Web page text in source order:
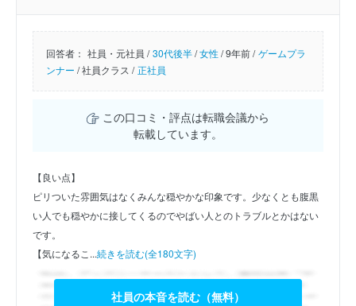
回答者： 社員・元社員 / 30代後半/女性/9年前 / ゲームプラ
ンナー /社員クラス / 正社員
この口コミ・評点は転職会議から
転載しています。
【良い点】
ピリついた雰囲気はなくみんな穏やかな印象です。少なくとも腹黒
い人でも穏やかに接してくるのでやばい人とのトラブルとかはない
です。
【気になるこ...続きを読む(全180文字)
社員の本音を読む（無料）